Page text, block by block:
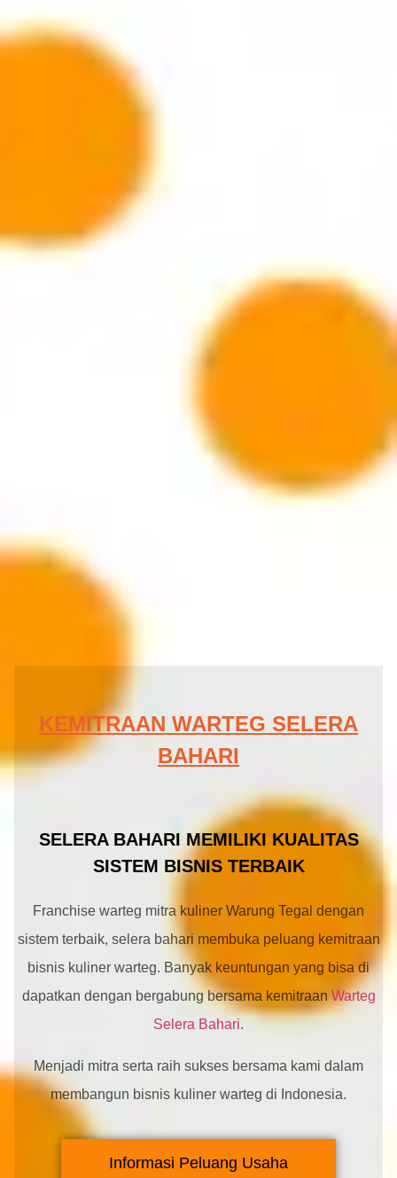
KEMITRAAN WARTEG SELERA
BAHARI
SELERA BAHARI MEMILIKI KUALITAS
SISTEM BISNIS TERBAIK
Franchise warteg mitra kuliner Warung Tegal dengan
sistem terbaik, selera bahari membuka peluang kemitraan
bisnis kuliner warteg. Banyak keuntungan yang bisa di
dapatkan dengan bergabung bersama kemitraanWarteg
Selera Bahari.
Menjadi mitra serta raih sukses bersama kami dalam
membangun bisnis kuliner warteg di Indonesia.
Informasi Peluang Usaha